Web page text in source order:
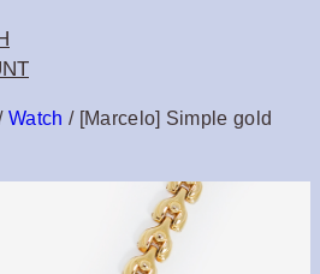
Watch / [Marcelo] Simple gold